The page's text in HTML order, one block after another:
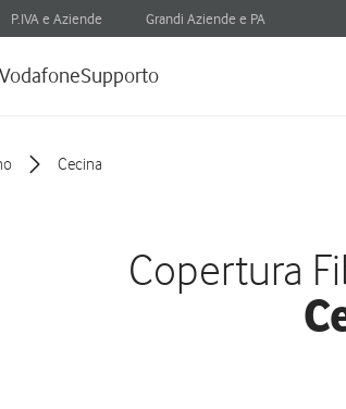
P.IVA e Aziende Grandi Aziende e PA
Supporto
Cecina
Copertura